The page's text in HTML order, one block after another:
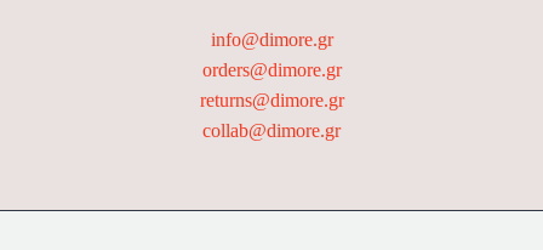
info@dimore.gr
orders@dimore.gr
returns@dimore.gr
collab@dimore.gr